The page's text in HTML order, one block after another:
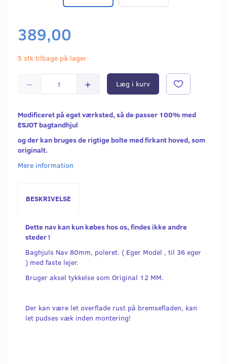
389,00
5 stk tilbage på lager
Læg i kurv
Modificeret på eget værksted, så de passer 100% med
ESJOT bagtandhjul
og der kan bruges de rigtige bolte med firkant hoved, som
originalt.
Mere information
BESKRIVELSE
Dette nav kan kun købes hos os, findes ikke andre
steder !
Baghjuls Nav 80mm, poleret. ( Eger Model , til 36 eger
) med faste lejer.
Bruger aksel tykkelse som Original 12 MM.
Der kan være let overflade rust på bremsefladen, kan
let pudses væk inden montering!